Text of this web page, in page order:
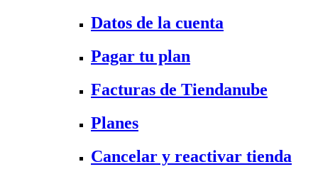
Datos de la cuenta
Pagar tu plan
Facturas de Tiendanube
Planes
Cancelar y reactivar tienda